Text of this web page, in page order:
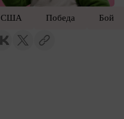
США Победа Бой